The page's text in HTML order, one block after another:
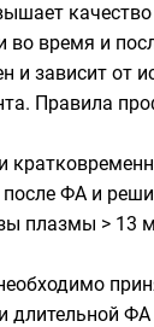
время и
и зависит от
Правила
ФА и
плазмы > 13
длительной